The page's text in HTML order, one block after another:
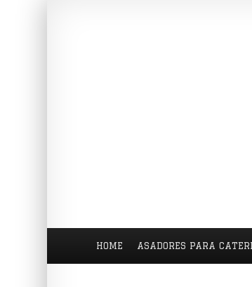
HOME ASADORES PARA